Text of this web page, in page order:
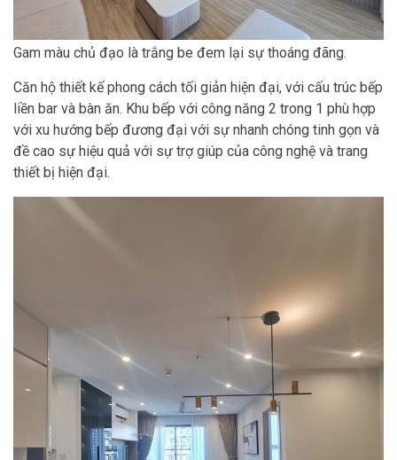
Gam màu chủ đạo là trắng be đem lại sự thoáng đãng.
Căn hộ thiết kế phong cách tối giản hiện đại, với cấu trúc bếp
liền bar và bàn ăn. Khu bếp với công năng 2 trong 1 phù hợp
với xu hướng bếp đương đại với sự nhanh chóng tinh gọn và
đề cao sự hiệu quả với sự trợ giúp của công nghệ và trang
thiết bị hiện đại.